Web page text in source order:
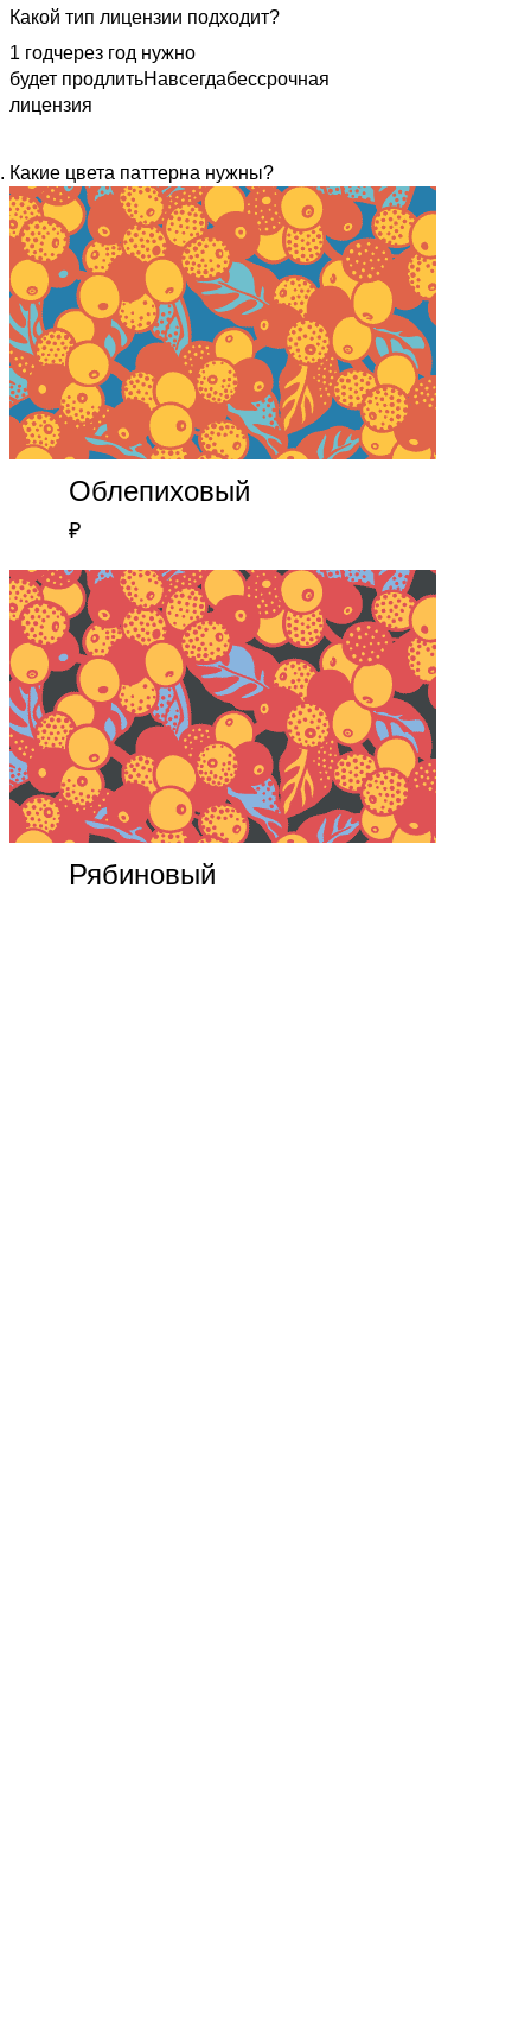
Какой тип лицензии подходит?
1 годчерез год нужно
будет продлитьНавсегдабессрочная
лицензия
Какие цвета паттерна нужны?
Облепиховый
₽
Рябиновый